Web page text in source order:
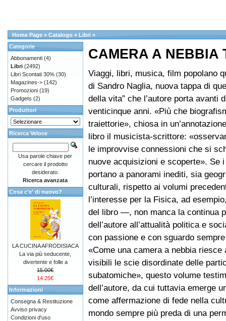
Home Page » Catalogo » Libri »
CAMERA A NEBBIA
Viaggi, libri, musica, film popolano
di Sandro Naglia, nuova tappa di
della vita” che l’autore porta avanti
venticinque anni. «Più che
traiettorie», chiosa in
libro il musicista-scrittore:
le improvvise connessioni che si
nuove acquisizioni e scoperte». Se
portano a panorami inediti, sia
culturali, rispetto ai volumi
l’interesse per la Fisica, ad
del libro —, non manca la continua
dell’autore all’attualità politica e
con passione e con sguardo
«Come una camera a nebbia riesce
visibili le scie disordinate delle
subatomiche», questo volume
dell’autore, da cui tuttavia emerge
come affermazione di fede nella
mondo sempre più preda di una
Categorie
Abbonamenti (4)
Libri (2492)
Libri Scontati 30% (30)
Magazines-> (142)
Promozioni (19)
Gadgets (2)
Produttori
Ricerca Veloce
Usa parole chiave per
cercare il prodotto
desiderato.
Ricerca avanzata
Cosa c'e' di nuovo?
LA CUCINA AFRODISIACA
La via più seducente,
divertente e folle a
15.00€
14.25€
Informazioni
Consegna & Restituzione
Avviso privacy
Condizioni d'uso